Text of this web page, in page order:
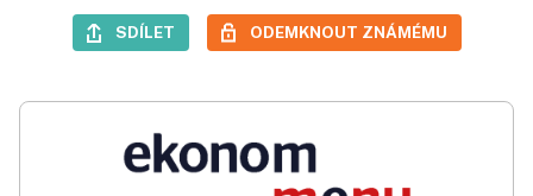
SDÍLET ODEMKNOUT ZNÁMÉMU